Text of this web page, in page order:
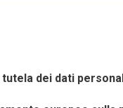
dei dati